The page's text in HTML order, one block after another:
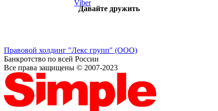
Давайте дружить
Правовой холдинг "Лекс групп" (ООО)
Банкротство по всей России
Все права защищены © 2007-2023